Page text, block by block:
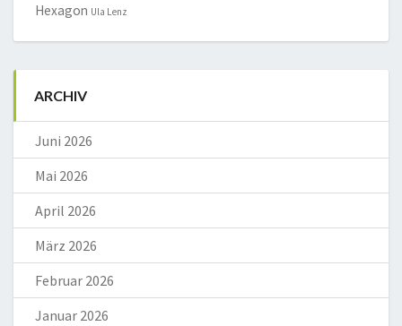
Hexagon Ula Lenz
ARCHIV
Juni 2026
Mai 2026
April 2026
März 2026
Februar 2026
Januar 2026